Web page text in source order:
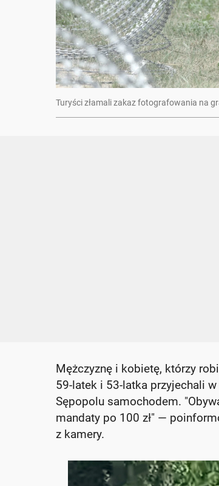
Turyści złamali zakaz fotografowania na
Mężczyznę i kobietę, którzy
59-latek i 53-latka przyjechali
Sępopolu samochodem.
mandaty po 100 zł" —
z kamery.